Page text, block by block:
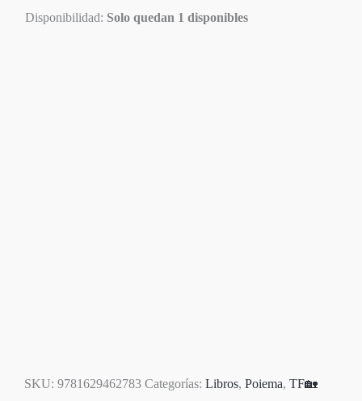
Disponibilidad: Solo quedan 1 disponibles
SKU: 9781629462783 Categorías: Libros, Poiema, TF🏡